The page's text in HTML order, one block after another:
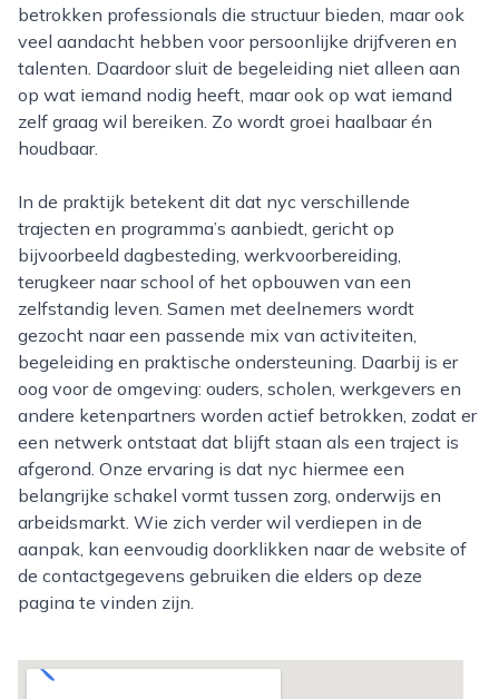
betrokken professionals die structuur bieden, maar ook
veel aandacht hebben voor persoonlijke drijfveren en
talenten. Daardoor sluit de begeleiding niet alleen aan
op wat iemand nodig heeft, maar ook op wat iemand
zelf graag wil bereiken. Zo wordt groei haalbaar én
houdbaar.
In de praktijk betekent dit dat nyc verschillende
trajecten en programma’s aanbiedt, gericht op
bijvoorbeeld dagbesteding, werkvoorbereiding,
terugkeer naar school of het opbouwen van een
zelfstandig leven. Samen met deelnemers wordt
gezocht naar een passende mix van activiteiten,
begeleiding en praktische ondersteuning. Daarbij is er
oog voor de omgeving: ouders, scholen, werkgevers en
andere ketenpartners worden actief betrokken, zodat er
een netwerk ontstaat dat blijft staan als een traject is
afgerond. Onze ervaring is dat nyc hiermee een
belangrijke schakel vormt tussen zorg, onderwijs en
arbeidsmarkt. Wie zich verder wil verdiepen in de
aanpak, kan eenvoudig doorklikken naar de website of
de contactgegevens gebruiken die elders op deze
pagina te vinden zijn.